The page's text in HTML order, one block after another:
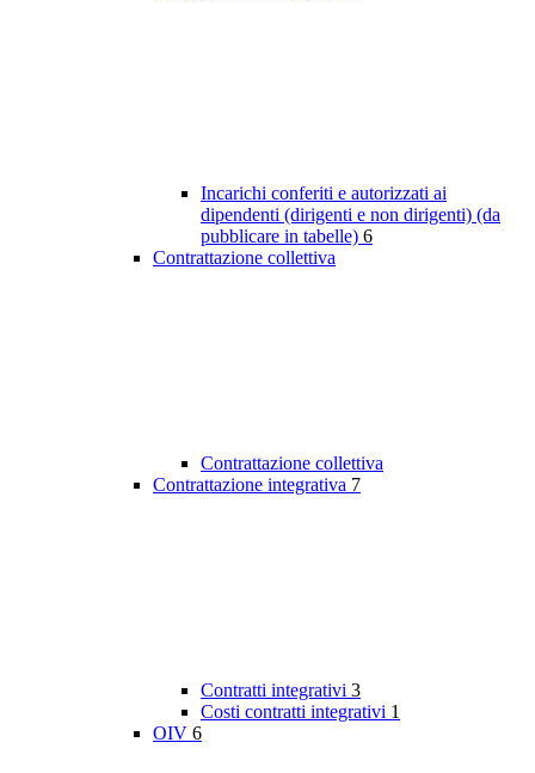
Incarichi conferiti e autorizzati ai
dipendenti (dirigenti e non dirigenti) (da
pubblicare in tabelle) 6
Contrattazione collettiva
Contrattazione collettiva
Contrattazione integrativa 7
Contratti integrativi 3
Costi contratti integrativi 1
OIV 6